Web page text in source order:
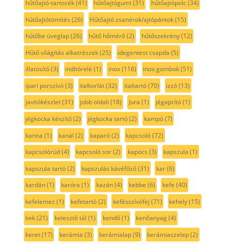
hűtőajtó-tartozék(41) hűtőajtógumi (31) hűtőajtópolc(34)
hűtőajtótömítés (26) Hűtőajtó zsanérok/ajtópántok(15)
hűtőbe üveglap(26) hűtő hőmérő(2) hűtőszekrény(12)
Hűtő világítás alkatrészek(25) idegentest csapda (5)
illatosító(3) indítórelé (1) inox(116) inox gombok(51)
ipari porszívó(3) italkorlát(32) italtartó(70) izzó(13)
javítókészlet(31) jobb oldali (18) Jura (1) jégaprító(1)
jégkocka készítő(2) jégkocka tartó(2) kampó(7)
kanna (1) kanál (2) kaparó(2) kapcsoló(72)
kapcsolórúd(4) kapcsoló sor(2) kapocs (3) kapszula (1)
kapszula tartó(2) kapszulás kávéfőző(31) kar(6)
kardán(1) karóra (1) kazán(4) kebbe (6) kefe (40)
kefelemez (1) kefetartó(2) kefésszívófej (71) kehely(15)
kek(21) kelesztő tál (1) kendő(1) kenőanyag(4)
keret(17) kerámia (3) kerámialap(9) kerámiaszelep(2)